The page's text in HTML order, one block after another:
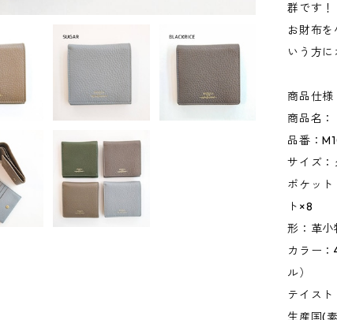
群です！
お財布
いう方
商品仕様
商品名
品番：
サイズ
ポケッ
ト×8
形：革
カラー
ル）
テイスト
生産国(